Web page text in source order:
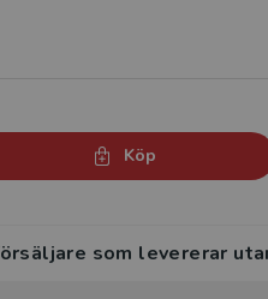
Köp
som levererar